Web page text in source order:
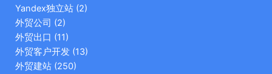
Yandex独立站 (2)
外贸公司 (2)
外贸出口 (11)
外贸客户开发 (13)
外贸建站 (250)